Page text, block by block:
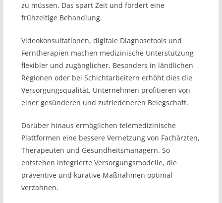
zu müssen. Das spart Zeit und fördert eine
frühzeitige Behandlung.
Videokonsultationen, digitale Diagnosetools und
Ferntherapien machen medizinische Unterstützung
flexibler und zugänglicher. Besonders in ländlichen
Regionen oder bei Schichtarbeitern erhöht dies die
Versorgungsqualität. Unternehmen profitieren von
einer gesünderen und zufriedeneren Belegschaft.
Darüber hinaus ermöglichen telemedizinische
Plattformen eine bessere Vernetzung von Fachärzten,
Therapeuten und Gesundheitsmanagern. So
entstehen integrierte Versorgungsmodelle, die
präventive und kurative Maßnahmen optimal
verzahnen.